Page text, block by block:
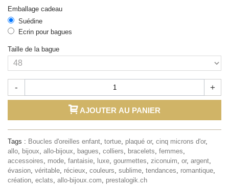
Emballage cadeau
Suédine
Ecrin pour bagues
Taille de la bague
- +
AJOUTER AU PANIER
Tags : Boucles d'oreilles enfant tortue plaqué or, cinq microns d'or,
allo bijoux allo-bijoux bagues colliers bracelets femmes
accessoires
mode fantaisie luxe gourmettes ziconuim or, argent
évasion véritable récieux couleurs sublime tendances romantique
création eclats allo-bijoux.com prestalogik.ch